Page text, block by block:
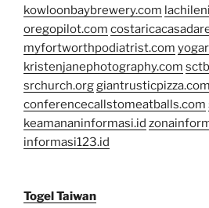
kowloonbaybrewery.com
oregopilot.com
myfortworthpodiatrist.com
kristenjanephotography.com
srchurch.orggiantrusticpizza.com
conferencecallstomeatballs.com
keamananinformasi.id
informasi123.id
Togel Taiwan